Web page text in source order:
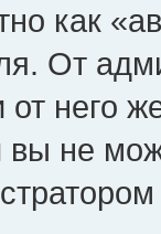
как
От
него
не